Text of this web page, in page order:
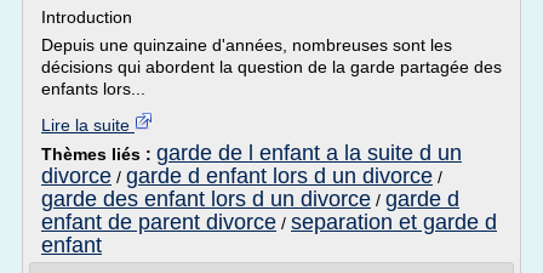
Introduction
Depuis une quinzaine d'années, nombreuses sont les
décisions qui abordent la question de la garde partagée des
enfants lors...
Lire la suite
Thèmes liés : garde de l enfant a la suite d un
divorce / garde d enfant lors d un divorce /
garde des enfant lors d un divorce / garde d
enfant de parent divorce / separation et garde d
enfant